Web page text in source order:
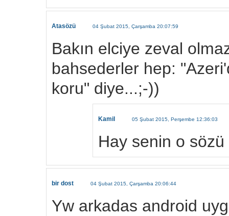
Atasözü 04 Şubat 2015, Çarşamba 20:07:59
Bakın elciye zeval
bahsederler hep:
koru" diye...;-))
Kamil 05 Şubat 2015, Perşembe 12:36:03
Hay senin o
bir dost 04 Şubat 2015, Çarşamba 20:06:44
Yw arkadas android